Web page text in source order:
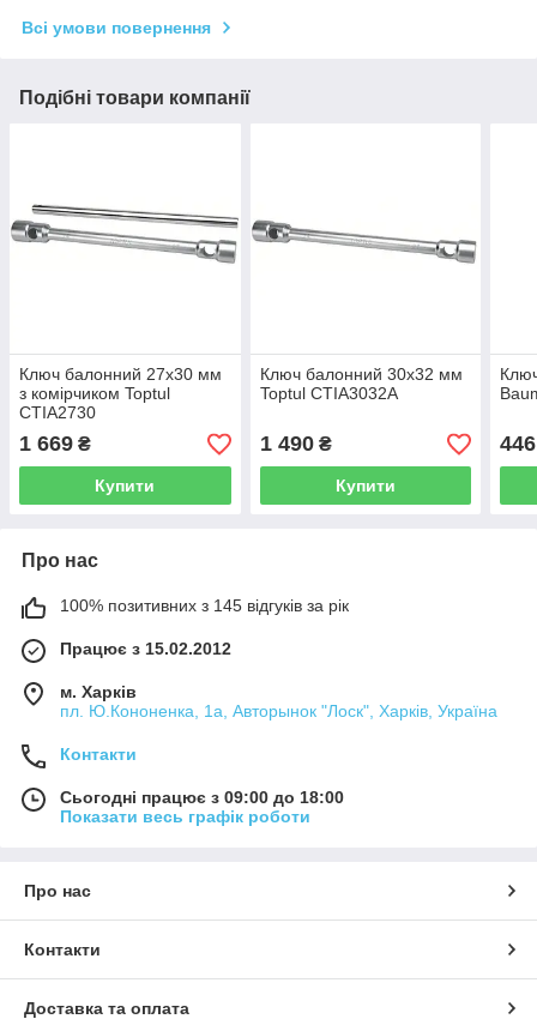
Всі умови повернення
Подібні товари компанії
Ключ балонний 27х30 мм
з комірчиком Toptul
CTIA2730
1 669 ₴
Купити
Ключ балонний 30х32 мм
Toptul CTIA3032A
1 490₴
Купити
446
Про нас
100% позитивних з 145 відгуків за рік
Працює з 15.02.2012
м. Харків
пл. Ю.Кононенка, 1а, Авторынок "Лоск", Харків, Україна
Контакти
Сьогодні працює з 09:00 до 18:00
Показати весь графік роботи
Про нас
Контакти
Доставка та оплата